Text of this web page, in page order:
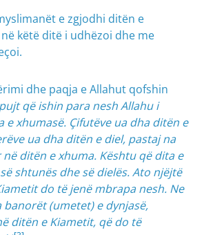
e zgjodhi ditën e
këtë ditë i udhëzoi dhe me
dhe paqja e Allahut qofshin
që ishin para nesh Allahu i
e xhumasë. Çifutëve ua dha ditën e
ua dha ditën e diel, pastaj na
ditën e xhuma. Kështu që dita e
shtunës dhe së dielës. Ato njëjtë
do të jenë mbrapa nesh. Ne
(umetet) e dynjasë,
ditën e Kiametit, që do të